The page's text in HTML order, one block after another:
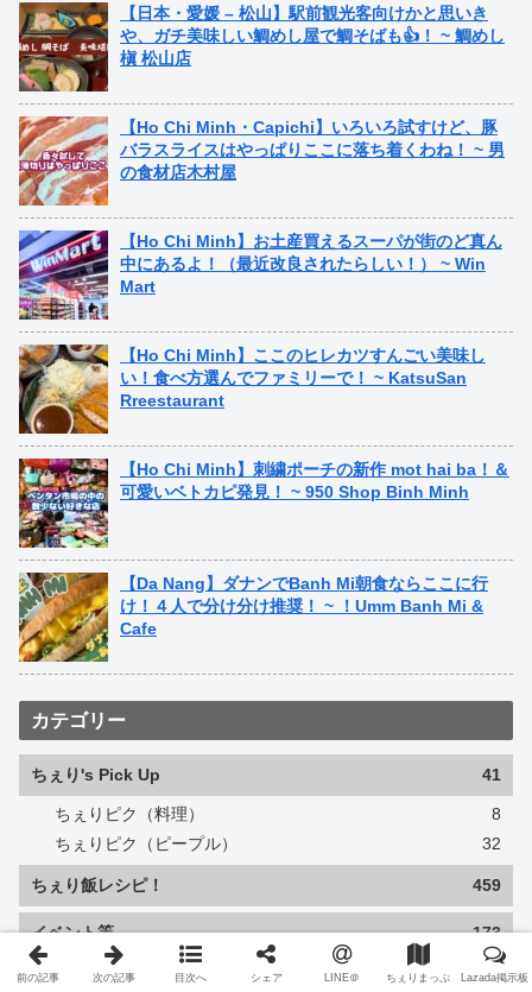
【日本・愛媛 – 松山】駅前観光客向けかと思いき
や、ガチ美味しい鯛めし屋で鯛そばも👍！ ~ 鯛めし
槇 松山店
【Ho Chi Minh・Capichi】いろいろ試すけど、豚
バラスライスはやっぱりここに落ち着くわね！ ~ 男
の食材店木村屋
【Ho Chi Minh】お土産買えるスーパが街のど真ん
中にあるよ！（最近改良されたらしい！） ~ Win
Mart
【Ho Chi Minh】ここのヒレカツすんごい美味し
い！食べ方選んでファミリーで！ ~ KatsuSan
Rreestaurant
【Ho Chi Minh】刺繍ポーチの新作 mot hai ba！＆
可愛いベトカピ発見！ ~ 950 Shop Binh Minh
【Da Nang】ダナンでBanh Mi朝食ならここに行
け！４人で分け分け推奨！ ~ ！Umm Banh Mi &
Cafe
カテゴリー
ちぇり's Pick Up 41
ちぇりピク（料理）
8
ちぇりピク（ピープル）
32
ちぇり飯レシピ！ 459
イベント等 173
ちぇり info（生活情報） 539
前の記事 次の記事 目次へ シェア LINE＠ ちぇりまっぷ Lazada掲示板